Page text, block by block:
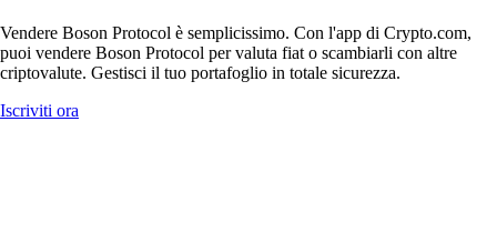
Vendere Boson Protocol è semplicissimo. Con l'app di Crypto.com,
puoi vendere Boson Protocol per valuta fiat o scambiarli con altre
criptovalute. Gestisci il tuo portafoglio in totale sicurezza.
Iscriviti ora